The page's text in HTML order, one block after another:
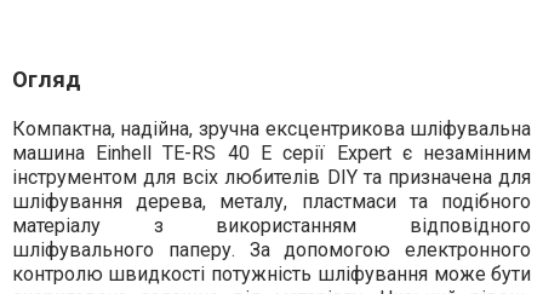
Огляд
Компактна, надійна, зручна ексцентрикова шліфувальна
машина Einhell TE-RS 40 E серії Expert є незамінним
інструментом для всіх любителів DIY та призначена для
шліфування дерева, металу, пластмаси та подібного
матеріалу з використанням відповідного
шліфувального паперу. За допомогою електронного
контролю швидкості потужність шліфування може бути